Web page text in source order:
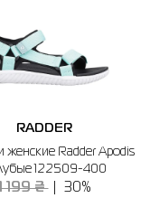
RADDER
женские Radder Apodis
122509-400
199 ₴ 30%